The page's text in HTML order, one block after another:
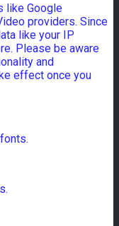
like Google
providers. Since
like your IP
Please be aware
and
effect once you